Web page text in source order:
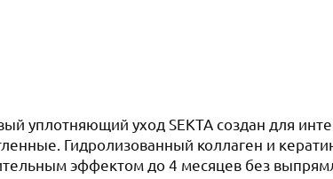
уплотняющий уход SEKTA создан для
Гидролизованный коллаген и
эффектом до 4 месяцев без